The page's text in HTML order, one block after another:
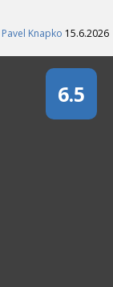
Pavel Knapko 15.6.2026
6.5